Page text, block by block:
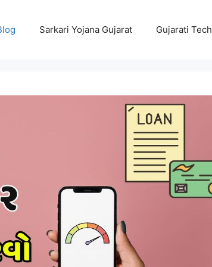
Sarkari Yojana Gujarat Gujarati Tech